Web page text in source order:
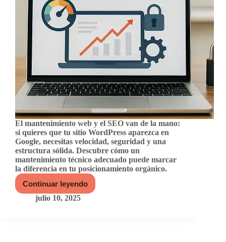
El mantenimiento web y el SEO van de la mano:
si quieres que tu sitio WordPress aparezca en
Google, necesitas velocidad, seguridad y una
estructura sólida. Descubre cómo un
mantenimiento técnico adecuado puede marcar
la diferencia en tu posicionamiento orgánico.
Continuar leyendo
Cómo
afecta
julio 10, 2025